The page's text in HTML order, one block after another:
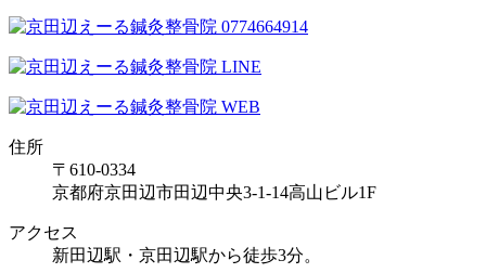
住所
〒610-0334
京都府京田辺市田辺中央3-1-14高山ビル1F
アクセス
新田辺駅・京田辺駅から徒歩3分。